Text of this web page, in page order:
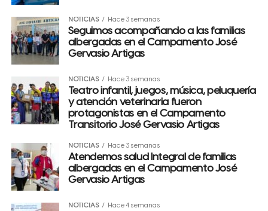
NOTICIAS Hace 3 semanas
Seguimos acompañando a las familias
albergadas en el Campamento José
Gervasio Artigas
NOTICIAS Hace 3 semanas
Teatro infantil, juegos, música, peluquería
y atención veterinaria fueron
protagonistas en el Campamento
Transitorio José Gervasio Artigas
NOTICIAS Hace 3 semanas
Atendemos salud Integral de familias
albergadas en el Campamento José
Gervasio Artigas
NOTICIAS Hace 4 semanas